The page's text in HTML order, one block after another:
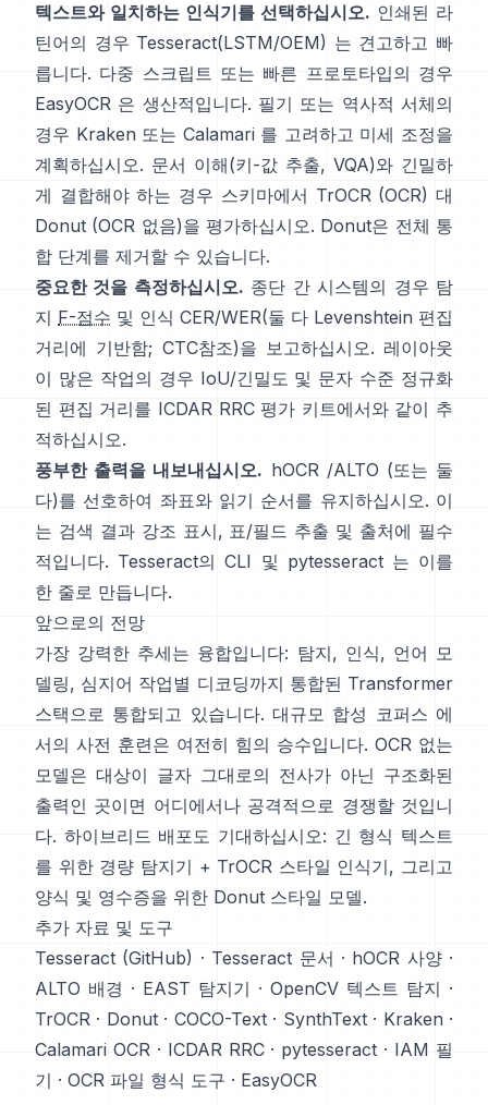
텍스트와 일치하는 인식기를 선택하십시오. 인쇄된 라
틴어의 경우 Tesseract(LSTM/OEM) 는 견고하고 빠
릅니다. 다중 스크립트 또는 빠른 프로토타입의 경우
EasyOCR 은 생산적입니다. 필기 또는 역사적 서체의
경우 Kraken 또는 Calamari 를 고려하고 미세 조정을
계획하십시오. 문서 이해(키-값 추출, VQA)와 긴밀하
게 결합해야 하는 경우 스키마에서 TrOCR (OCR) 대
Donut (OCR 없음)을 평가하십시오. Donut은 전체 통
합 단계를 제거할 수 있습니다.
중요한 것을 측정하십시오. 종단 간 시스템의 경우 탐
지 F-점수 및 인식 CER/WER(둘 다 Levenshtein 편집
거리에 기반함; CTC참조)을 보고하십시오. 레이아웃
이 많은 작업의 경우 IoU/긴밀도 및 문자 수준 정규화
된 편집 거리를 ICDAR RRC 평가 키트에서와 같이 추
적하십시오.
풍부한 출력을 내보내십시오. hOCR /ALTO (또는 둘
다)를 선호하여 좌표와 읽기 순서를 유지하십시오. 이
는 검색 결과 강조 표시, 표/필드 추출 및 출처에 필수
적입니다. Tesseract의 CLI 및 pytesseract 는 이를
한 줄로 만듭니다.
앞으로의 전망
가장 강력한 추세는 융합입니다: 탐지, 인식, 언어 모
델링, 심지어 작업별 디코딩까지 통합된 Transformer
스택으로 통합되고 있습니다. 대규모 합성 코퍼스 에
서의 사전 훈련은 여전히 힘의 승수입니다. OCR 없는
모델은 대상이 글자 그대로의 전사가 아닌 구조화된
출력인 곳이면 어디에서나 공격적으로 경쟁할 것입니
다. 하이브리드 배포도 기대하십시오: 긴 형식 텍스트
를 위한 경량 탐지기 + TrOCR 스타일 인식기, 그리고
양식 및 영수증을 위한 Donut 스타일 모델.
추가 자료 및 도구
Tesseract (GitHub) · Tesseract 문서 · hOCR 사양·
ALTO 배경 · EAST 탐지기 · OpenCV 텍스트 탐지 ·
TrOCR · Donut· COCO-Text· SynthText· Kraken ·
Calamari OCR· ICDAR RRC· pytesseract · IAM 필
기 · OCR 파일 형식 도구 · EasyOCR